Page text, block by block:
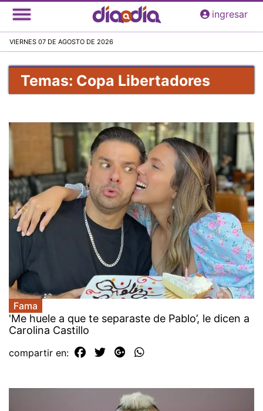
Pasar
al
principal
ingresar
VIERNES 07 DE AGOSTO DE 2026
Temas: Copa Libertadores
Fama
'Me huele a que te separaste de Pablo’, le dicen a
Carolina Castillo
compartir en: